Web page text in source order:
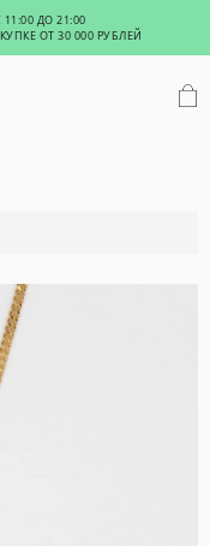
ДО 21:00
ОТ 30 000 РУБЛЕЙ